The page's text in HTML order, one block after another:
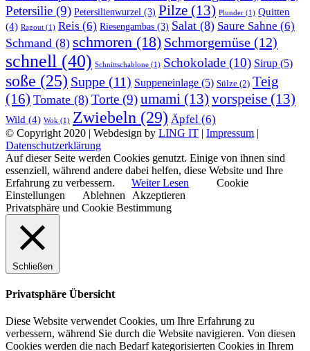
Petersilie (9) Petersilienwurzel (3) Pilze (13) Plunder (1) Quitten
(4) Ragout (1) Reis (6) Riesengambas (3) Salat (8) Saure Sahne (6)
Schmand (8) schmoren (18) Schmorgemüse (12)
schnell (40) Schnittschablone (1) Schokolade (10) Sirup (5)
soße (25) Suppe (11) Suppeneinlage (5) Sülze (2) Teig
(16) Tomate (8) Torte (9)umami (13) vorspeise (13)
Wild (4) Wok (1) Zwiebeln (29) Äpfel (6)
© Copyright 2020 | Webdesign by LING IT | Impressum |
Datenschutzerklärung
Auf dieser Seite werden Cookies genutzt. Einige von ihnen sind
essenziell, während andere dabei helfen, diese Website und Ihre
Erfahrung zu verbessern.
Weiter Lesen
Cookie
Einstellungen
Ablehnen
Akzeptieren
Privatsphäre und Cookie Bestimmung
Schließen
Privatsphäre Übersicht
Diese Website verwendet Cookies, um Ihre Erfahrung zu
verbessern, während Sie durch die Website navigieren. Von diesen
Cookies werden die nach Bedarf kategorisierten Cookies in Ihrem